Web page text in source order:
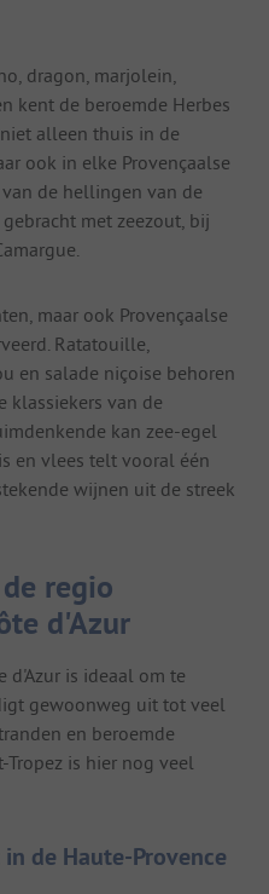
dragon, marjolein,
kent de beroemde Herbes
alleen thuis in de
ook in elke Provençaalse
de hellingen van de
met zeezout, bij
maar ook Provençaalse
Ratatouille,
en salade niçoise behoren
klassiekers van de
kan zee-egel
en vlees telt vooral één
wijnen uit de streek
regio
d'Azur
d'Azur is ideaal om te
gewoonweg uit tot veel
en beroemde
is hier nog veel
de Haute-Provence